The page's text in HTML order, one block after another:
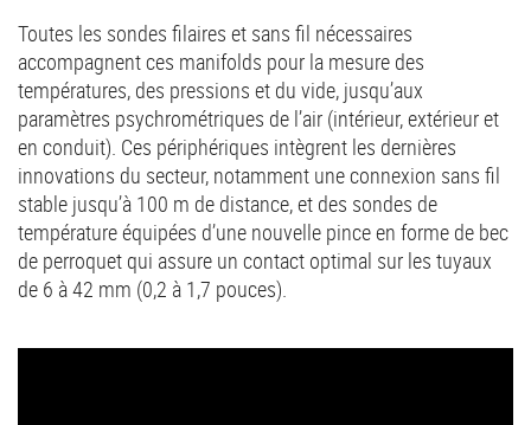
Toutes les sondes filaires et sans fil nécessaires
accompagnent ces manifolds pour la mesure des
températures, des pressions et du vide, jusqu’aux
paramètres psychrométriques de l’air (intérieur, extérieur et
en conduit). Ces périphériques intègrent les dernières
innovations du secteur, notamment une connexion sans fil
stable jusqu’à 100 m de distance, et des sondes de
température équipées d’une nouvelle pince en forme de bec
de perroquet qui assure un contact optimal sur les tuyaux
de 6 à 42 mm (0,2 à 1,7 pouces).